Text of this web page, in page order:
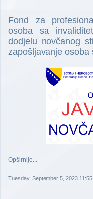
Fond za
osoba sa
dodjelu novčanog
zapošljavanje osoba
Opširnije...
Tuesday, September 5, 2023